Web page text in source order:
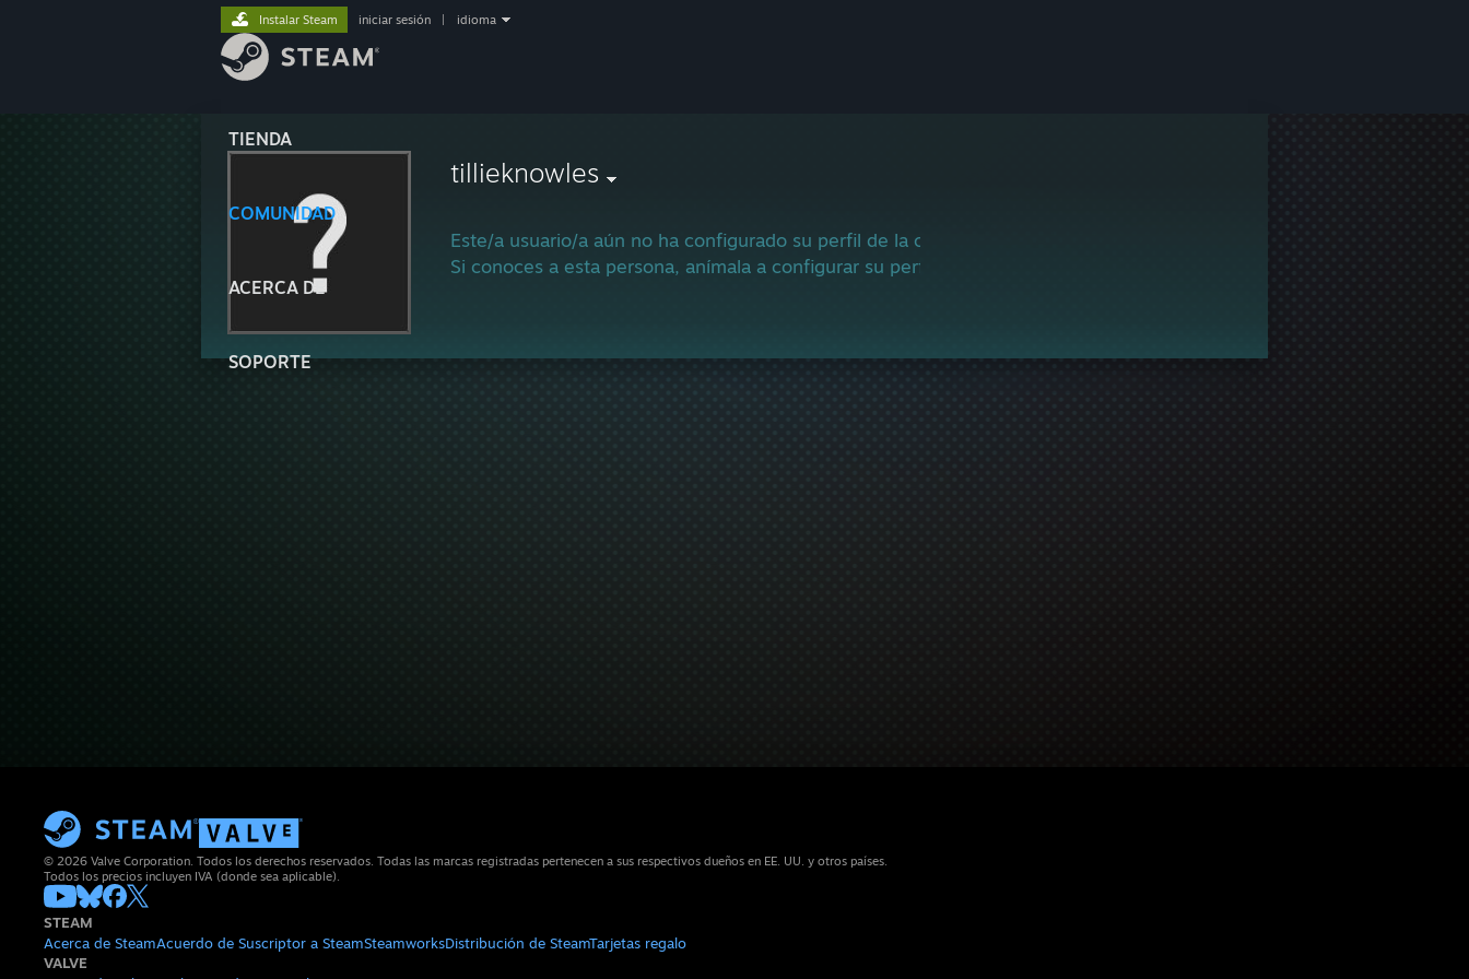
TIENDA
COMUNIDAD
ACERCA DE
SOPORTE
Instalar Steam iniciar sesión idioma
tillieknowles
Este/a usuario/a aún no ha configurado su perfil de la comunidad de Steam.
Si conoces a esta persona, anímala a configurar su perfil para unirse a la fiesta.
© 2026 Valve Corporation. Todos los derechos reservados. Todas las marcas registradas pertenecen a sus respectivos dueños en EE. UU. y otros países.
Todos los precios incluyen IVA (donde sea aplicable).
STEAM
Acerca de SteamAcuerdo de Suscriptor a SteamSteamworksDistribución de SteamTarjetas regalo
VALVE